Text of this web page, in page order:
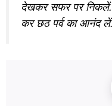
देखकर सफर पर निकलें.
कर छठ पर्व का आनंद लें.